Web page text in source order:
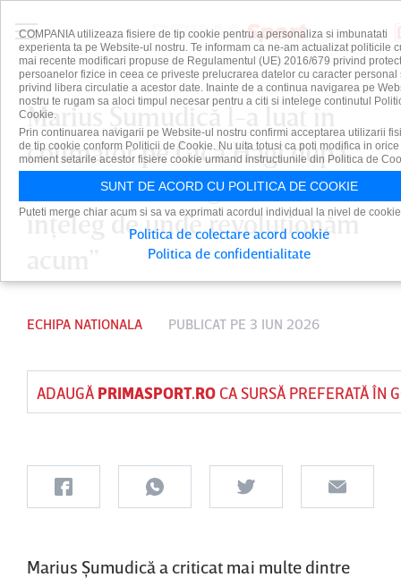
Marius Şumudică l-a luat în
colimator pe Gică Hagi după
debutul cu Georgia: ”Nu
înţeleg de unde revoluţionăm
ECHIPA NATIONALA PUBLICAT PE 3 IUN 2026
ADAUGĂ PRIMASPORT.ROCA SURSĂ PREFERATĂ ÎN
Marius Şumudică a criticat mai multe dintre
COMPANIA utilizeaza fisiere de tip cookie pentru a personaliza si imbunatati
experienta ta pe Website-ul nostru. Te informam ca ne-am actualizat politicile
mai recente modificari propuse de Regulamentul (UE) 2016/679 privind
persoanelor fizice in ceea ce priveste prelucrarea datelor cu caracter personal
privind libera circulatie a acestor date. Inainte de a continua navigarea pe
nostru te rugam sa aloci timpul necesar pentru a citi si intelege continutul
Cookie.
Prin continuarea navigarii pe Website-ul nostru confirmi acceptarea utilizarii
de tip cookie conform Politicii de Cookie. Nu uita totusi ca poti modifica in orice
moment setarile acestor fisiere cookie urmand instructiunile din Politica de
SUNT DE ACORD CU POLITICA DE COOKIE
Puteti merge chiar acum si sa va exprimati acordul individual la nivel de
Politica de colectare acord cookie
Politica de confidentialitate